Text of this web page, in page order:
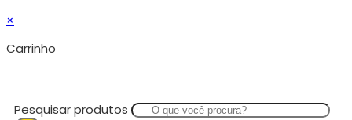
×
Carrinho
Pesquisar produtos